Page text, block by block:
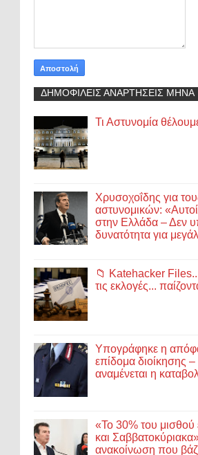
ΔΗΜΟΦΙΛΕΙΣ ΑΝΑΡΤΗΣΕΙΣ ΜΗΝΑ
Τι Αστυνομία
Χρυσοχοΐδης για
αστυνομικών: «Αυτοί
στην Ελλάδα – Δεν
δυνατότητα για
📁 Katehacker
τις εκλογές...
Υπογράφηκε η
επίδομα διοίκησης
αναμένεται η
«Το 30% του μισθού
και
ανακοίνωση που